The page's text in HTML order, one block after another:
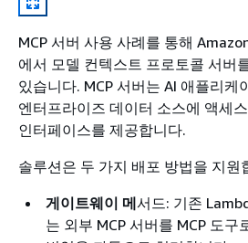
MCP 서버 사용 사례를 통해
에서 모델 컨텍스트 프로토콜 서버
있습니다. MCP 서버는 AI 애플리케
엔터프라이즈 데이터 소스에 액세
인터페이스를 제공합니다.
솔루션은 두 가지 배포 방법을 지원
게이트웨이 메서드: 기존
는 외부 MCP 서버를 MCP 도구